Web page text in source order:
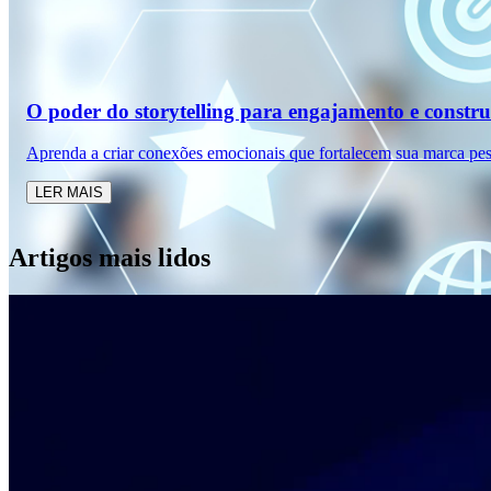
O poder do storytelling para engajamento e
Aprenda a criar conexões emocionais que fortalecem sua marca
LER MAIS
Artigos mais lidos